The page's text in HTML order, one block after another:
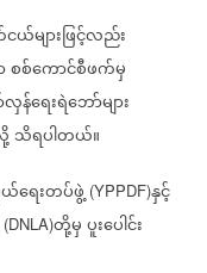
များဖြင့်လည်း
စစ်ကောင်စီဖက်မှ
န်ရေးရဲဘော်များ
သိရပါတယ်။
ရေးတပ်ဖွဲ့ (YPPDF)နှင့်
(DNLA)တို့မှပူးပေါင်း